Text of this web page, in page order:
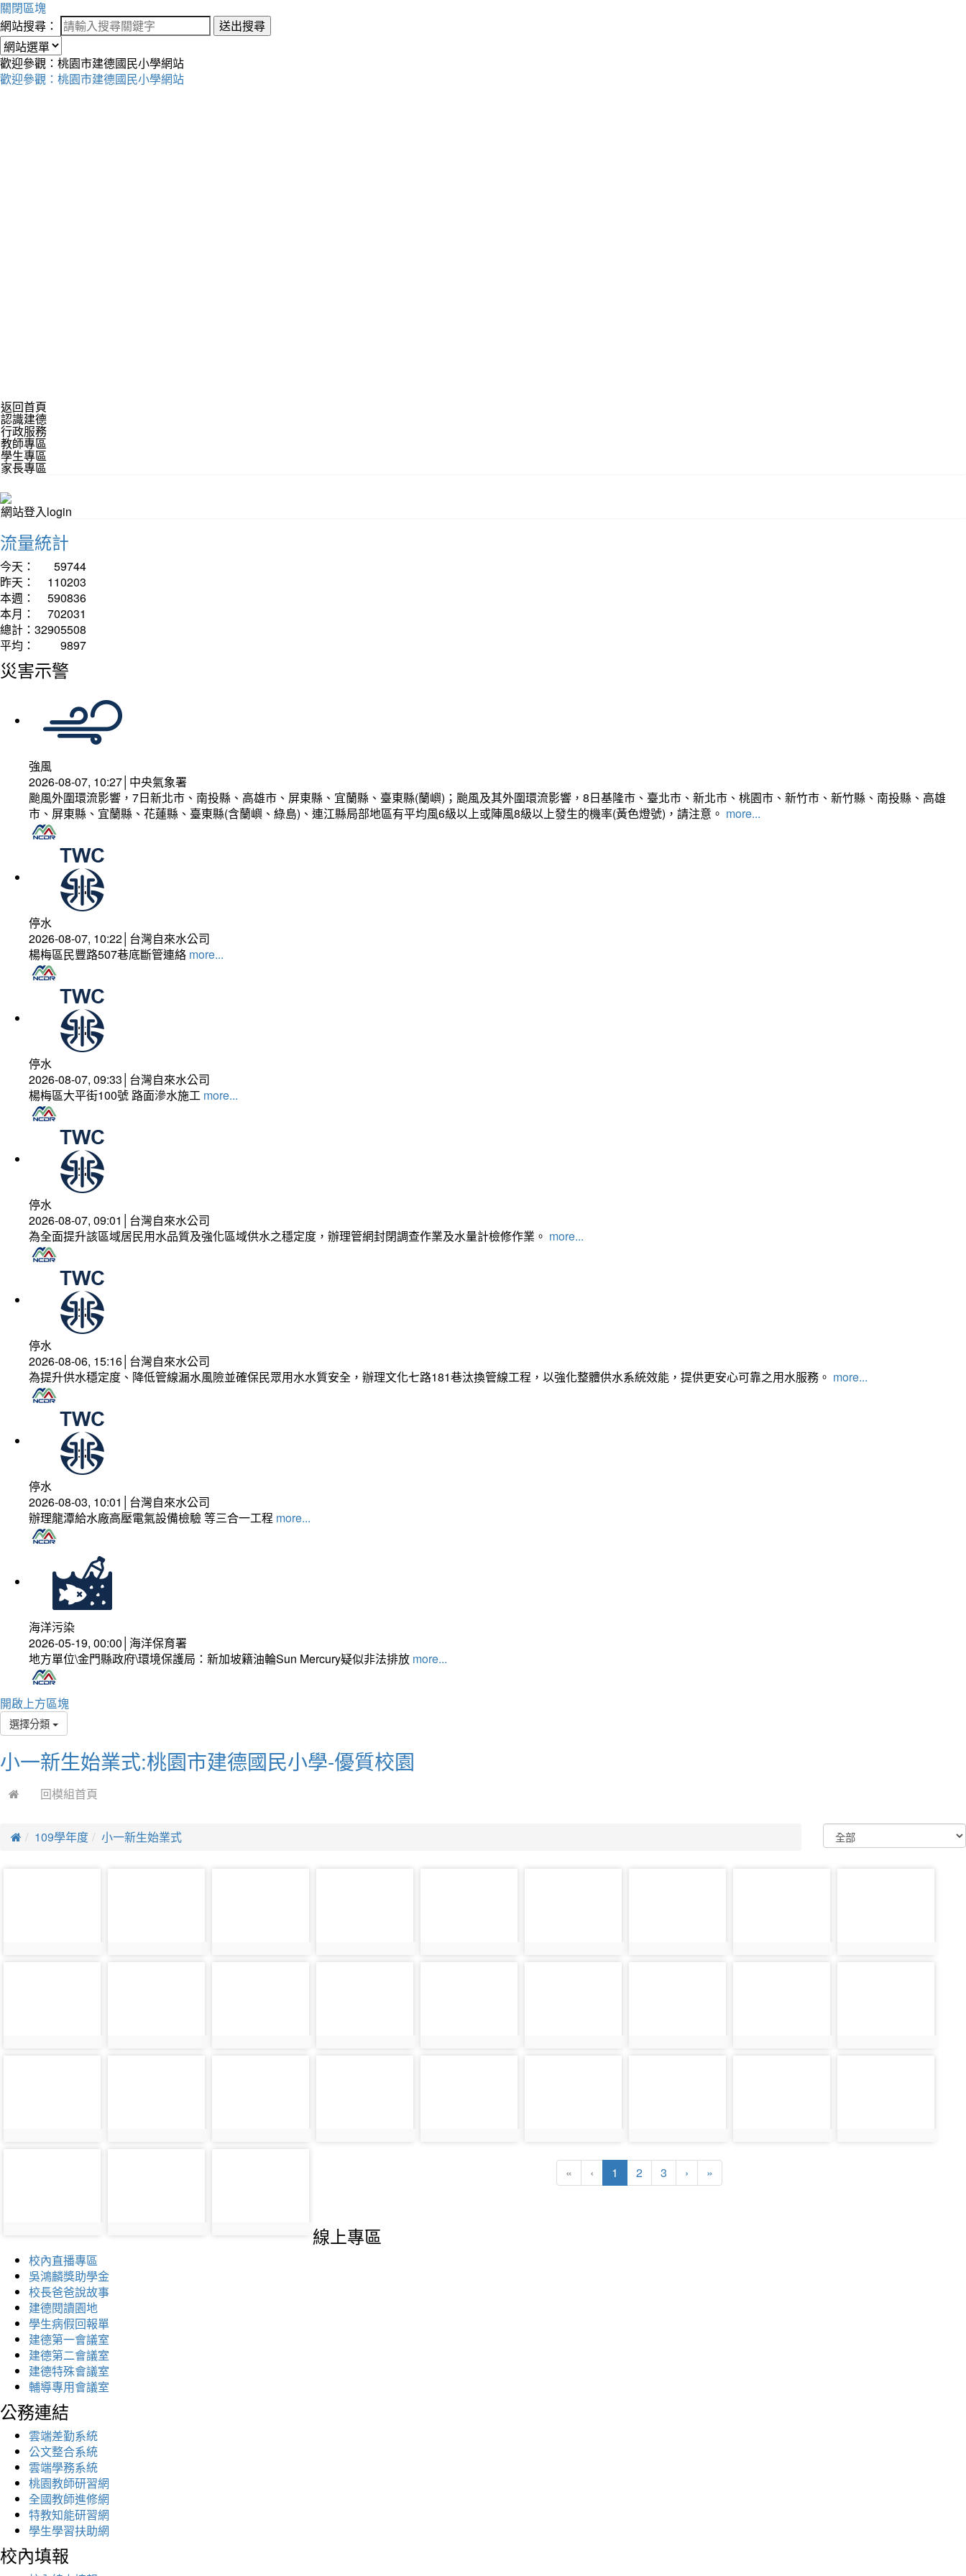
關閉區塊
網站搜尋：
送出搜尋
歡迎參觀：桃園市建德國民小學網站
歡迎參觀：桃園市建德國民小學網站
返回首頁
認識建德
行政服務
教師專區
學生專區
家長專區
網站登入login
流量統計
今天：
59744
昨天：
110203
本週：
590836
本月：
702031
總計： 32905508
平均：
9897
災害示警
強風
2026-08-07, 10:27│中央氣象署
颱風外圍環流影響，7日新北市、南投縣、高雄市、屏東縣、宜蘭縣、臺東縣(蘭嶼)；颱風及其外圍環流影響，8日基隆市、臺北市、新北市、桃園市、新竹市、新竹縣、南投縣、高雄
市、屏東縣、宜蘭縣、花蓮縣、臺東縣(含蘭嶼、綠島)、連江縣局部地區有平均風6級以上或陣風8級以上發生的機率(黃色燈號)，請注意。 more...
停水
2026-08-07, 10:22│台灣自來水公司
楊梅區民豐路507巷底斷管連絡 more...
停水
2026-08-07, 09:33│台灣自來水公司
楊梅區大平街100號 路面滲水施工 more...
停水
2026-08-07, 09:01│台灣自來水公司
為全面提升該區域居民用水品質及強化區域供水之穩定度，辦理管網封閉調查作業及水量計檢修作業。 more...
停水
2026-08-06, 15:16│台灣自來水公司
為提升供水穩定度、降低管線漏水風險並確保民眾用水水質安全，辦理文化七路181巷汰換管線工程，以強化整體供水系統效能，提供更安心可靠之用水服務。 more...
停水
2026-08-03, 10:01│台灣自來水公司
辦理龍潭給水廠高壓電氣設備檢驗 等三合一工程 more...
海洋污染
2026-05-19, 00:00│海洋保育署
地方單位\金門縣政府\環境保護局：新加坡籍油輪Sun Mercury疑似非法排放 more...
開啟上方區塊
選擇分類
小一新生始業式:桃園市建德國民小學-優質校園
回模組首頁
109學年度 小一新生始業式
« ‹ 1 (current)
2 3 › »
線上專區
校內直播專區
吳鴻麟獎助學金
校長爸爸說故事
建德閱讀園地
學生病假回報單
建德第一會議室
建德第二會議室
建德特殊會議室
輔導專用會議室
公務連結
雲端差勤系統
公文整合系統
雲端學務系統
桃園教師研習網
全國教師進修網
特教知能研習網
學生學習扶助網
校內填報